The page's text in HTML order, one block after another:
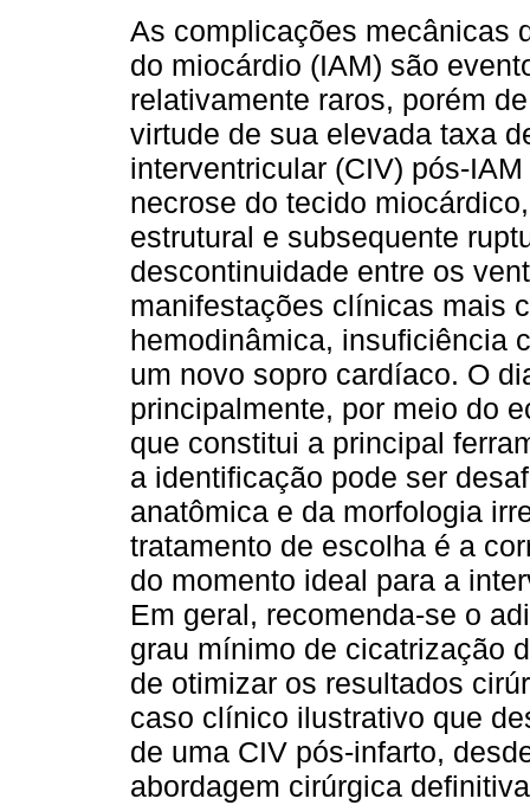
As complicações mecânicas
do miocárdio (IAM) são
relativamente raros, porém
virtude de sua elevada taxa
interventricular (CIV) pós-
necrose do tecido
estrutural e subsequente
descontinuidade entre os
manifestações clínicas mais
hemodinâmica, insuficiência
um novo sopro cardíaco. O
principalmente, por meio do
que constitui a principal
a identificação pode ser
anatômica e da morfologia
tratamento de escolha é a
do momento ideal para a
Em geral, recomenda-se o
grau mínimo de cicatrização
de otimizar os resultados
caso clínico ilustrativo que
de uma CIV pós-infarto,
abordagem cirúrgica